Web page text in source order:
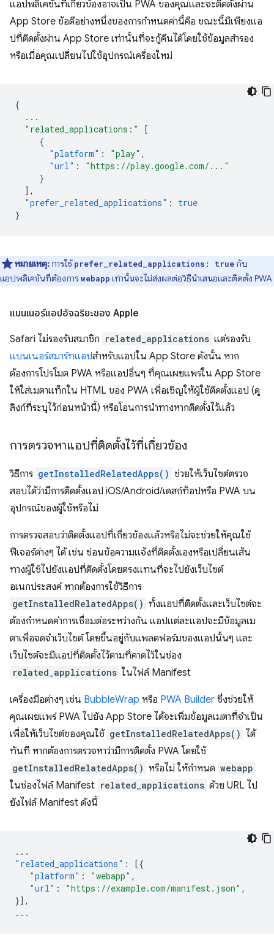
แอปพลิเคชันที่เกี่ยวข้องอาจเป็น PWA ของคุณและจะติดตั้งผ่าน
App Store ข้อดีอย่างหนึ่งของการกำหนดค่านี้คือ ขณะนี้มีเพียงแอ
ปที่ติดตั้งผ่าน App Store เท่านั้นที่จะกู้คืนได้โดยใช้ข้อมูลสำรอง
หรือเมื่อคุณเปลี่ยนไปใช้อุปกรณ์เครื่องใหม่
{
...
"related_applications:"
[
{
"platform" : "play" ,
"url" :
"https://play.google.com/..."
}
],
"prefer_related_applications" :
true
}
หมายเหตุ: การใช้prefer_related_applications: true กับ
แอปพลิเคชันที่ต้องการwebapp เท่านั้นจะไม่ส่งผลต่อวิธีนำเสนอและติดตั้ง PWA
แบนเนอร์แอปอัจฉริยะของ Apple
Safari ไม่รองรับสมาชิก related_applications แต่รองรับ
แบนเนอร์สมาร์ทแอปสําหรับแอปใน App Store ดังนั้น หาก
ต้องการโปรโมต PWA หรือแอปอื่นๆ ที่คุณเผยแพร่ใน App Store
ให้ใส่เมตาแท็กใน HTML ของ PWA เพื่อเชิญให้ผู้ใช้ติดตั้งแอป (ดู
ลิงก์ที่ระบุไว้ก่อนหน้านี้) หรือโอนการนําทางหากติดตั้งไว้แล้ว
การตรวจหาแอปที่ติดตั้งไว้ที่เกี่ยวข้อง
วิธีการ getInstalledRelatedApps() ช่วยให้เว็บไซต์ตรวจ
สอบได้ว่ามีการติดตั้งแอป iOS/Android/เดสก์ท็อปหรือ PWA บน
อุปกรณ์ของผู้ใช้หรือไม่
การตรวจสอบว่าติดตั้งแอปที่เกี่ยวข้องแล้วหรือไม่จะช่วยให้คุณใช้
ฟีเจอร์ต่างๆ ได้ เช่น ซ่อนข้อความแจ้งที่ติดตั้งเองหรือเปลี่ยนเส้น
ทางผู้ใช้ไปยังแอปที่ติดตั้งโดยตรงแทนที่จะไปยังเว็บไซต์
อเนกประสงค์ หากต้องการใช้วิธีการ
getInstalledRelatedApps() ทั้งแอปที่ติดตั้งและเว็บไซต์จะ
ต้องกำหนดค่าการเชื่อมต่อระหว่างกัน แอปแต่ละแอปจะมีข้อมูลเม
ตาเพื่อจดจําเว็บไซต์ โดยขึ้นอยู่กับแพลตฟอร์มของแอปนั้นๆ และ
เว็บไซต์จะมีแอปที่ติดตั้งไว้ตามที่คาดไว้ในช่อง
related_applications ในไฟล์ Manifest
เครื่องมือต่างๆ เช่น BubbleWrap หรือ PWA Builder ซึ่งช่วยให้
คุณเผยแพร่ PWA ไปยัง App Store ได้จะเพิ่มข้อมูลเมตาที่จำเป็น
เพื่อให้เว็บไซต์ของคุณใช้ getInstalledRelatedApps() ได้
ทันที หากต้องการตรวจหาว่ามีการติดตั้ง PWA โดยใช้
getInstalledRelatedApps() หรือไม่ ให้กําหนด webapp
ในช่องไฟล์ Manifest related_applications ด้วย URL ไป
ยังไฟล์ Manifest ดังนี้
...
"related_applications" :
[{
"platform" : "webapp" ,
"url" : "https://example.com/manifest.json" ,
}],
...